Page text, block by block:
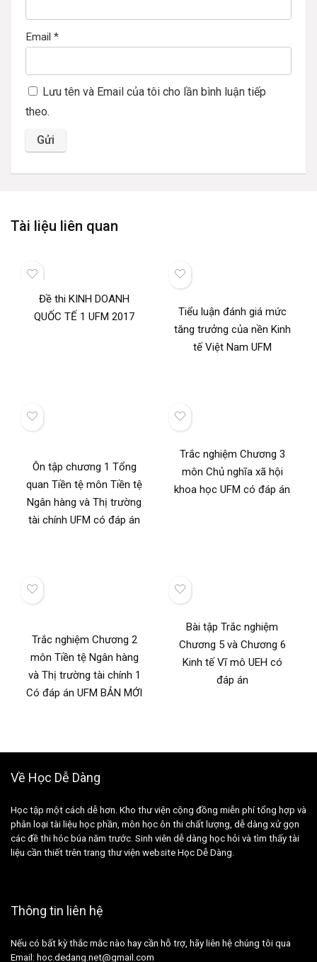
Email *
Lưu tên và Email của tôi cho lần bình luận tiếp
theo.
Tài liệu liên quan
Đề thi KINH DOANH
QUỐC TẾ 1 UFM 2017
Tiểu luận đánh giá mức
tăng trưởng của nền Kinh
tế Việt Nam UFM
Ôn tập chương 1 Tổng
quan Tiền tệ môn Tiền tệ
Ngân hàng và Thị trường
tài chính UFM có đáp án
Trắc nghiệm Chương 3
môn Chủ nghĩa xã hội
khoa học UFM có đáp án
Trắc nghiệm Chương 2
môn Tiền tệ Ngân hàng
và Thị trường tài chính 1
Có đáp án UFM BẢN MỚI
Bài tập Trắc nghiệm
Chương 5 và Chương 6
Kinh tế Vĩ mô UEH có
đáp án
Về Học Dễ Dàng
Học tập một cách dễ hơn. Kho thư viện cộng đồng miễn phí tổng hợp và
phân loại tài liệu học phần, môn học ôn thi chất lượng, dễ dàng xử gọn
các đề thi hóc búa năm trước. Sinh viên dễ dàng học hỏi và tìm thấy tài
liệu cần thiết trên trang thư viện website Học Dễ Dàng.
Thông tin liên hệ
Nếu có bất kỳ thắc mắc nào hay cần hỗ trợ, hãy liên hệ chúng tôi qua
Email: hoc.dedang.net@gmail.com